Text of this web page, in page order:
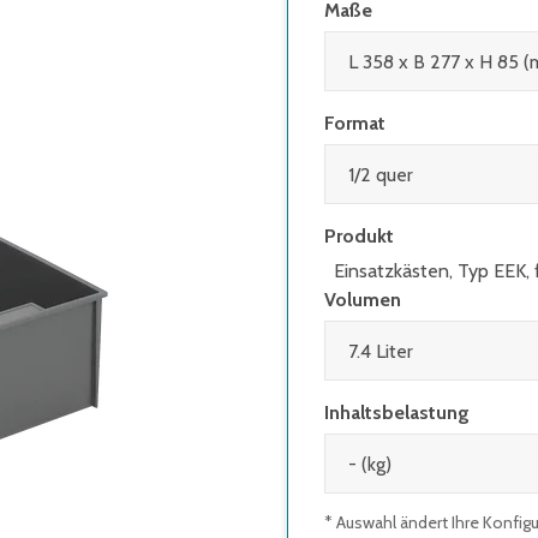
Maße
Format
Produkt
Einsatzkästen, Typ
Volumen
Inhaltsbelastung
* Auswahl ändert Ihre